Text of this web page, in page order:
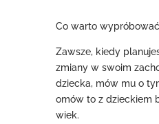
Co warto
Zawsze, kiedy
zmiany w swoim
dziecka, mów mu o
omów to z dzieckiem
wiek.